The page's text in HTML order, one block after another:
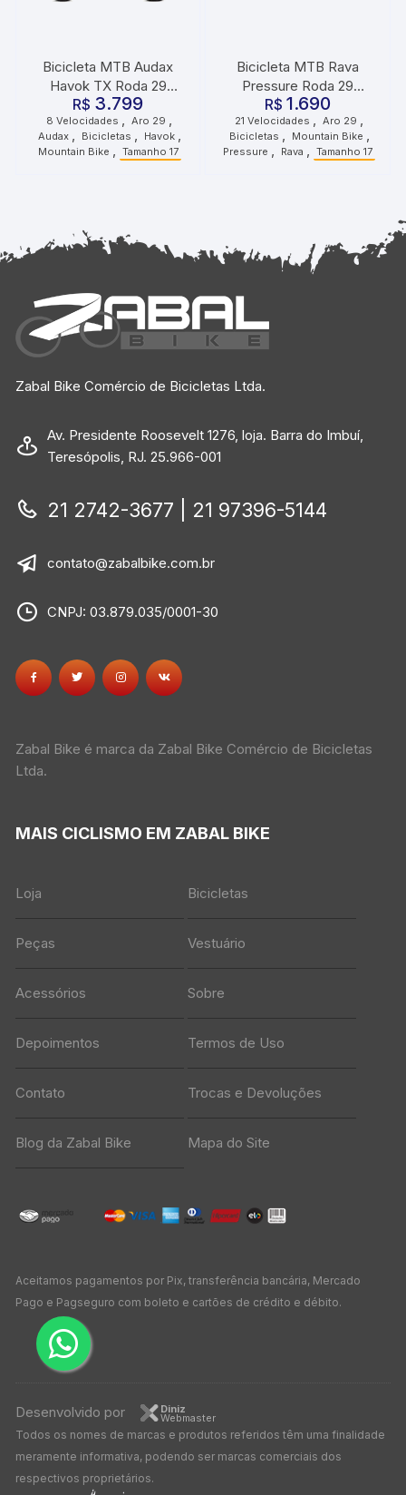
Bicicleta MTB Audax
Havok TX Roda 29
Tamanho 17 8
Velocidades Preta
R$ 3.799
8 Velocidades , Aro 29 ,
Audax , Bicicletas , Havok ,
Mountain Bike , Tamanho 17
Bicicleta MTB Rava
Pressure Roda 29
Tamanho 17 21
Velocidades Preto Verde
R$ 1.690
21 Velocidades , Aro 29 ,
Bicicletas , Mountain Bike ,
Pressure , Rava , Tamanho 17
Zabal Bike Comércio de Bicicletas Ltda.
Av. Presidente Roosevelt 1276, loja. Barra do Imbuí,
Teresópolis, RJ. 25.966-001
21 2742-3677 | 21 97396-5144
contato@zabalbike.com.br
CNPJ: 03.879.035/0001-30
Zabal Bike é marca da Zabal Bike Comércio de Bicicletas
Ltda.
MAIS CICLISMO EM ZABAL BIKE
Loja Bicicletas
Peças Vestuário
Acessórios Sobre
Depoimentos Termos de Uso
Contato Trocas e Devoluções
Blog da Zabal Bike Mapa do Site
Aceitamos pagamentos por Pix, transferência bancária, Mercado
Pago e Pagseguro com boleto e cartões de crédito e débito.
Desenvolvido por Diniz
Webmaster
Todos os nomes de marcas e produtos referidos têm uma finalidade
meramente informativa, podendo ser marcas comerciais dos
respectivos proprietários.